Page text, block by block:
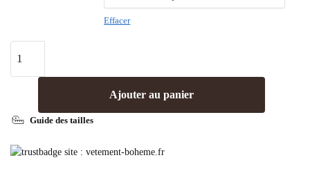
Effacer
Ajouter au panier
Guide des tailles